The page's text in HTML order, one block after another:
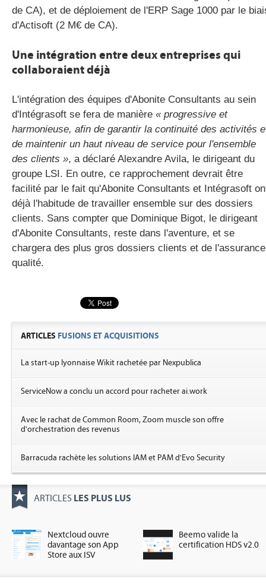
de CA), et de déploiement de l'ERP Sage 1000 par le
d'Actisoft (2 M€ de CA).
Une intégration entre deux entreprises qui
collaboraient déjà
L'intégration des équipes d'Abonite Consultants au sein
d'Intégrasoft se fera de manière « progressive et
harmonieuse, afin de garantir la continuité des activités
de maintenir un haut niveau de service pour l'ensemble
des clients », a déclaré Alexandre Avila, le dirigeant du
groupe LSI. En outre, ce rapprochement devrait être
facilité par le fait qu'Abonite Consultants et Intégrasoft
déjà l'habitude de travailler ensemble sur des dossiers
clients. Sans compter que Dominique Bigot, le dirigeant
d'Abonite Consultants, reste dans l'aventure, et se
chargera des plus gros dossiers clients et de l'assurance
qualité.
ARTICLES FUSIONS ET ACQUISITIONS
La start-up lyonnaise Wikit rachetée par Nexpublica
ServiceNow a conclu un accord pour racheter ai.work
Avec le rachat de Common Room, Zoom muscle son offre
d'orchestration des revenus
Barracuda rachète les solutions IAM et PAM d'Evo Security
ARTICLES LES PLUS LUS
Nextcloud ouvre
davantage son App
Store aux ISV
Beemo valide la
certification HDS v2.0